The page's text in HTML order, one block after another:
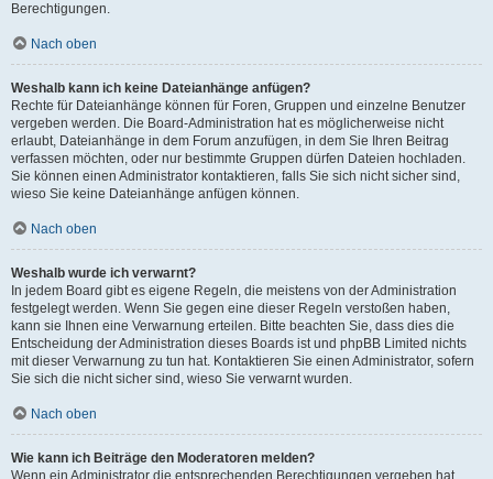
Berechtigungen.
Nach oben
Weshalb kann ich keine Dateianhänge anfügen?
Rechte für Dateianhänge können für Foren, Gruppen und einzelne Benutzer
vergeben werden. Die Board-Administration hat es möglicherweise nicht
erlaubt, Dateianhänge in dem Forum anzufügen, in dem Sie Ihren Beitrag
verfassen möchten, oder nur bestimmte Gruppen dürfen Dateien hochladen.
Sie können einen Administrator kontaktieren, falls Sie sich nicht sicher sind,
wieso Sie keine Dateianhänge anfügen können.
Nach oben
Weshalb wurde ich verwarnt?
In jedem Board gibt es eigene Regeln, die meistens von der Administration
festgelegt werden. Wenn Sie gegen eine dieser Regeln verstoßen haben,
kann sie Ihnen eine Verwarnung erteilen. Bitte beachten Sie, dass dies die
Entscheidung der Administration dieses Boards ist und phpBB Limited nichts
mit dieser Verwarnung zu tun hat. Kontaktieren Sie einen Administrator, sofern
Sie sich die nicht sicher sind, wieso Sie verwarnt wurden.
Nach oben
Wie kann ich Beiträge den Moderatoren melden?
Wenn ein Administrator die entsprechenden Berechtigungen vergeben hat,